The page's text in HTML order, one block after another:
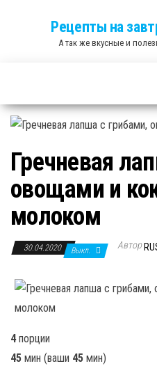
Рецепты на
А так же вкусные и
Гречневая
овощами и
молоком
30.04.2020 Выкл. Автор
4 порции
45 мин (ваши 45 мин)